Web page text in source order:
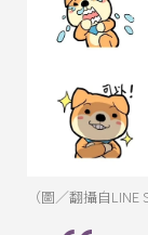
（圖／翻攝自LINE